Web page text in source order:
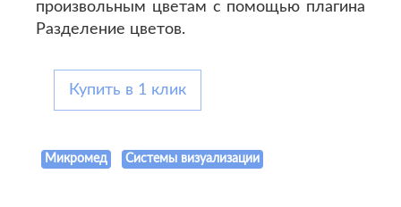
произвольным цветам с помощью плагина
Разделение цветов.
Купить в 1 клик
Микромед Системы визуализации